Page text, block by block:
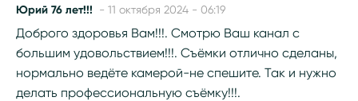
Юрий 76 лет!!! - 11 октября 2024 - 06:19
Доброго здоровья Вам!!!. Смотрю Ваш канал с
большим удовольствием!!!. Съёмки отлично сделаны,
нормально ведёте камерой-не спешите. Так и нужно
делать профессиональную съёмку!!!.